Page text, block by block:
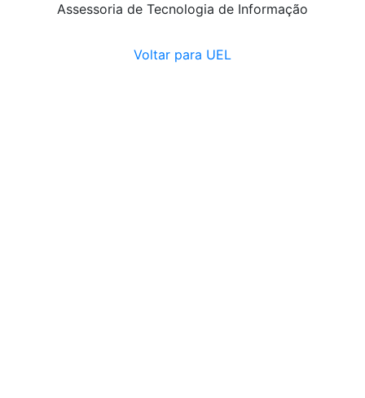
Assessoria de Tecnologia de Informação
Voltar para UEL